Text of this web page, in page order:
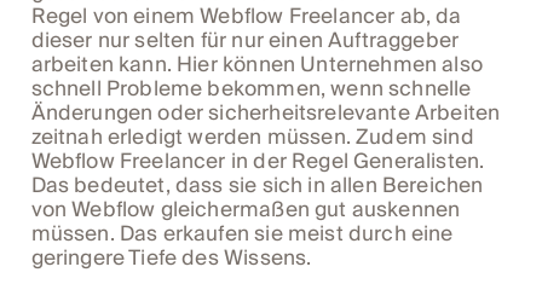
Regel von einem Webflow Freelancer ab, da
dieser nur selten für nur einen Auftraggeber
arbeiten kann. Hier können Unternehmen also
schnell Probleme bekommen, wenn schnelle
Änderungen oder sicherheitsrelevante Arbeiten
zeitnah erledigt werden müssen. Zudem sind
Webflow Freelancer in der Regel Generalisten.
Das bedeutet, dass sie sich in allen Bereichen
von Webflow gleichermaßen gut auskennen
müssen. Das erkaufen sie meist durch eine
geringere Tiefe des Wissens.